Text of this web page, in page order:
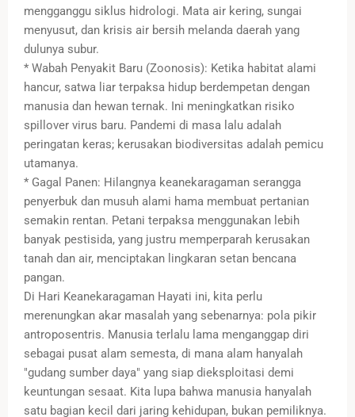
mengganggu siklus hidrologi. Mata air kering, sungai
menyusut, dan krisis air bersih melanda daerah yang
dulunya subur.
* Wabah Penyakit Baru (Zoonosis): Ketika habitat alami
hancur, satwa liar terpaksa hidup berdempetan dengan
manusia dan hewan ternak. Ini meningkatkan risiko
spillover virus baru. Pandemi di masa lalu adalah
peringatan keras; kerusakan biodiversitas adalah pemicu
utamanya.
* Gagal Panen: Hilangnya keanekaragaman serangga
penyerbuk dan musuh alami hama membuat pertanian
semakin rentan. Petani terpaksa menggunakan lebih
banyak pestisida, yang justru memperparah kerusakan
tanah dan air, menciptakan lingkaran setan bencana
pangan.
Di Hari Keanekaragaman Hayati ini, kita perlu
merenungkan akar masalah yang sebenarnya: pola pikir
antroposentris. Manusia terlalu lama menganggap diri
sebagai pusat alam semesta, di mana alam hanyalah
"gudang sumber daya" yang siap dieksploitasi demi
keuntungan sesaat. Kita lupa bahwa manusia hanyalah
satu bagian kecil dari jaring kehidupan, bukan pemiliknya.